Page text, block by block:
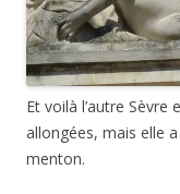
Et voilà l’autre
allongées, mais elle
menton.